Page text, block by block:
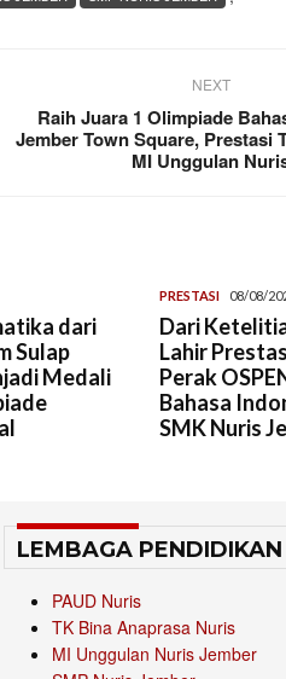
NEXT
Raih Juara 1 Olimpiade
Jember Town Square, Prestasi
MI Unggulan
dari
Sulap
Medali
PRESTASI 08/08/
Dari
Lahir
Perak
Bahasa
SMK Nuris
LEMBAGA PENDIDIKAN
PAUD Nuris
TK Bina Anaprasa Nuris
MI Unggulan Nuris Jember